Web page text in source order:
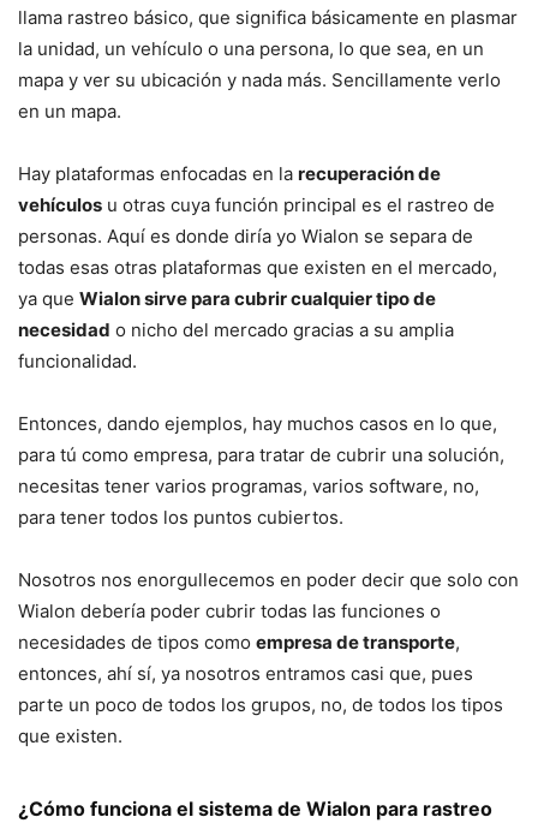
llama rastreo básico, que significa básicamente en plasmar
la unidad, un vehículo o una persona, lo que sea, en un
mapa y ver su ubicación y nada más. Sencillamente verlo
en un mapa.
Hay plataformas enfocadas en la recuperación de
vehículos u otras cuya función principal es el rastreo de
personas. Aquí es donde diría yo Wialon se separa de
todas esas otras plataformas que existen en el mercado,
ya que Wialon sirve para cubrir cualquier tipo de
necesidad o nicho del mercado gracias a su amplia
funcionalidad.
Entonces, dando ejemplos, hay muchos casos en lo que,
para tú como empresa, para tratar de cubrir una solución,
necesitas tener varios programas, varios software, no,
para tener todos los puntos cubiertos.
Nosotros nos enorgullecemos en poder decir que solo con
Wialon debería poder cubrir todas las funciones o
necesidades de tipos como empresa de transporte,
entonces, ahí sí, ya nosotros entramos casi que, pues
parte un poco de todos los grupos, no, de todos los tipos
que existen.
¿Cómo funciona el sistema de Wialon para rastreo